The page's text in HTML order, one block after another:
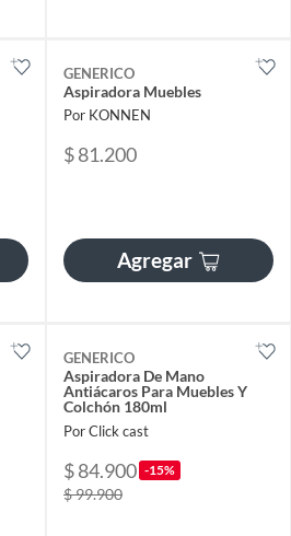
GENERICO
Aspiradora Muebles
Por KONNEN
$ 81.200
Agregar
GENERICO
Aspiradora De Mano
Antiácaros Para Muebles Y
Colchón 180ml
Por Click cast
$ 84.900 -15%
$ 99.900